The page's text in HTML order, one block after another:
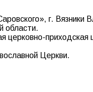
г. Вязники
области.
церковно-
Церкви.